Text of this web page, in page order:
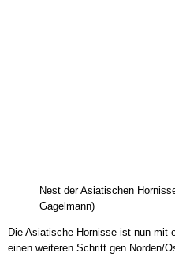
Nest der Asiatischen
Gagelmann)
Die Asiatische Hornisse ist nun mit
einen weiteren Schritt gen Norden/